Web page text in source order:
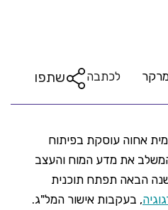
לכתבה שתפו
אחוה עוסקת בפיתוח
את מדע המוח והעצב
הבאה תפתח תוכנית
, בעקבות אישור המל"ג.